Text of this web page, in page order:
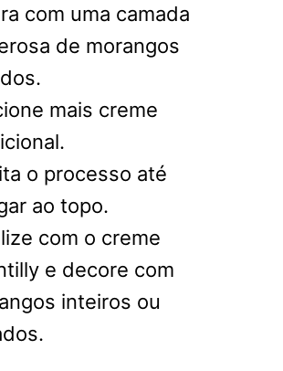
com uma camada
de morangos
mais creme
o processo até
ao topo.
com o creme
e decore com
inteiros ou